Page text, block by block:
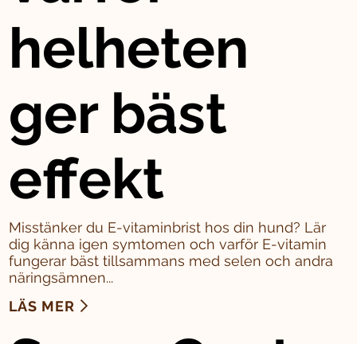
helheten
ger bäst
effekt
Misstänker du E-vitaminbrist hos din hund? Lär
dig känna igen symtomen och varför E-vitamin
fungerar bäst tillsammans med selen och andra
näringsämnen...
LÄS MER